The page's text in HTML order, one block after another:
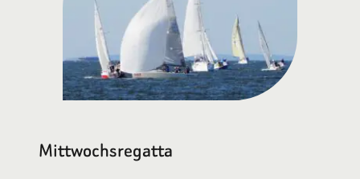
Mittwochsregatta